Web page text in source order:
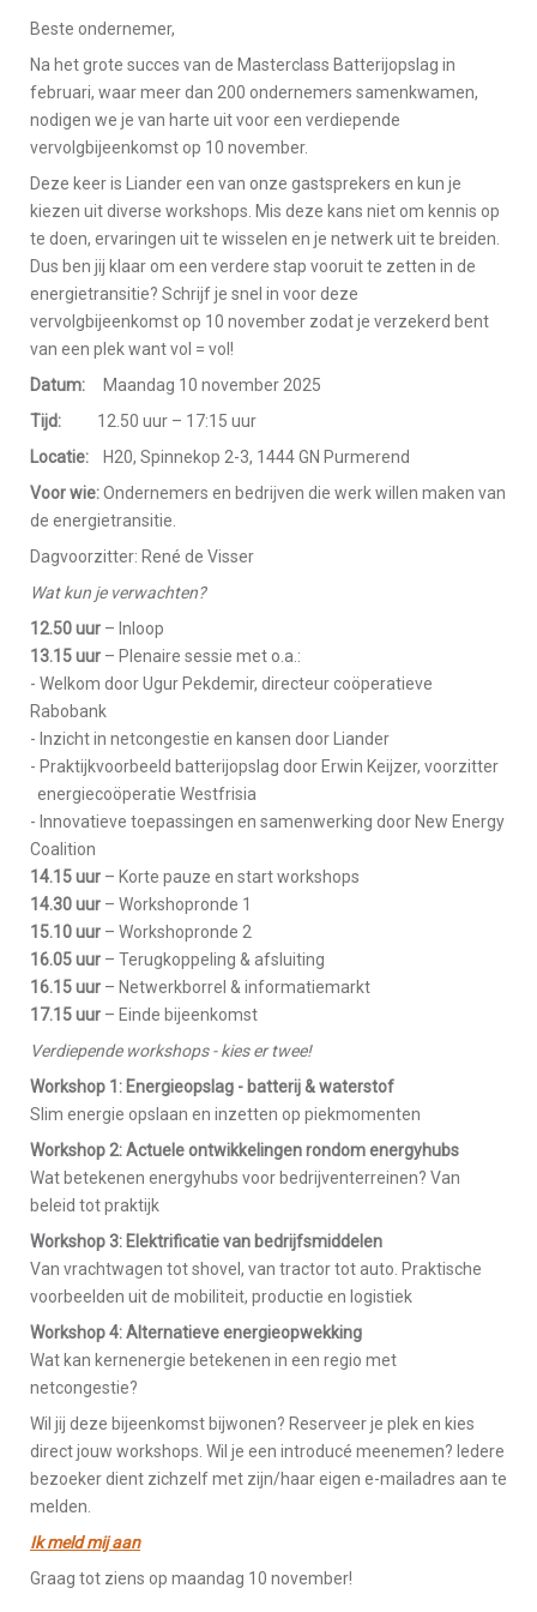
Beste ondernemer,
Na het grote succes van de Masterclass Batterijopslag in
februari, waar meer dan 200 ondernemers samenkwamen,
nodigen we je van harte uit voor een verdiepende
vervolgbijeenkomst op 10 november.
Deze keer is Liander een van onze gastsprekers en kun je
kiezen uit diverse workshops. Mis deze kans niet om kennis op
te doen, ervaringen uit te wisselen en je netwerk uit te breiden.
Dus ben jij klaar om een verdere stap vooruit te zetten in de
energietransitie? Schrijf je snel in voor deze
vervolgbijeenkomst op 10 november zodat je verzekerd bent
van een plek want vol = vol!
Datum: Maandag 10 november 2025
Tijd: 12.50 uur – 17:15 uur
Locatie: H20, Spinnekop 2-3, 1444 GN Purmerend
Voor wie:Ondernemers en bedrijven die werk willen maken van
de energietransitie.
Dagvoorzitter: René de Visser
Wat kun je verwachten?
12.50 uur – Inloop
13.15 uur – Plenaire sessie met o.a.:
- Welkom door Ugur Pekdemir, directeur coöperatieve
Rabobank
- Inzicht in netcongestie en kansen door Liander
- Praktijkvoorbeeld batterijopslag door Erwin Keijzer, voorzitter
energiecoöperatie Westfrisia
- Innovatieve toepassingen en samenwerking door New Energy
Coalition
14.15 uur – Korte pauze en start workshops
14.30 uur – Workshopronde 1
15.10 uur – Workshopronde 2
16.05 uur – Terugkoppeling & afsluiting
16.15 uur – Netwerkborrel & informatiemarkt
17.15 uur – Einde bijeenkomst
Verdiepende workshops - kies er twee!
Workshop 1: Energieopslag - batterij & waterstof
Slim energie opslaan en inzetten op piekmomenten
Workshop 2: Actuele ontwikkelingen rondom energyhubs
Wat betekenen energyhubs voor bedrijventerreinen? Van
beleid tot praktijk
Workshop 3: Elektrificatie van bedrijfsmiddelen
Van vrachtwagen tot shovel, van tractor tot auto. Praktische
voorbeelden uit de mobiliteit, productie en logistiek
Workshop 4: Alternatieve energieopwekking
Wat kan kernenergie betekenen in een regio met
netcongestie?
Wil jij deze bijeenkomst bijwonen? Reserveer je plek en kies
direct jouw workshops. Wil je een introducé meenemen? Iedere
bezoeker dient zichzelf met zijn/haar eigen e-mailadres aan te
melden.
Ik meld mij aan
Graag tot ziens op maandag 10 november!